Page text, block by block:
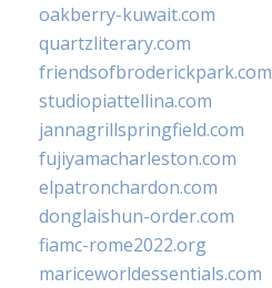
oakberry-kuwait.com
quartzliterary.com
friendsofbroderickpark.com
studiopiattellina.com
jannagrillspringfield.com
fujiyamacharleston.com
elpatronchardon.com
donglaishun-order.com
fiamc-rome2022.org
mariceworldessentials.com